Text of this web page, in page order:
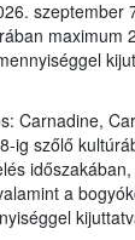
szeptember
maximum
Carnadine,
ig szőlő
a